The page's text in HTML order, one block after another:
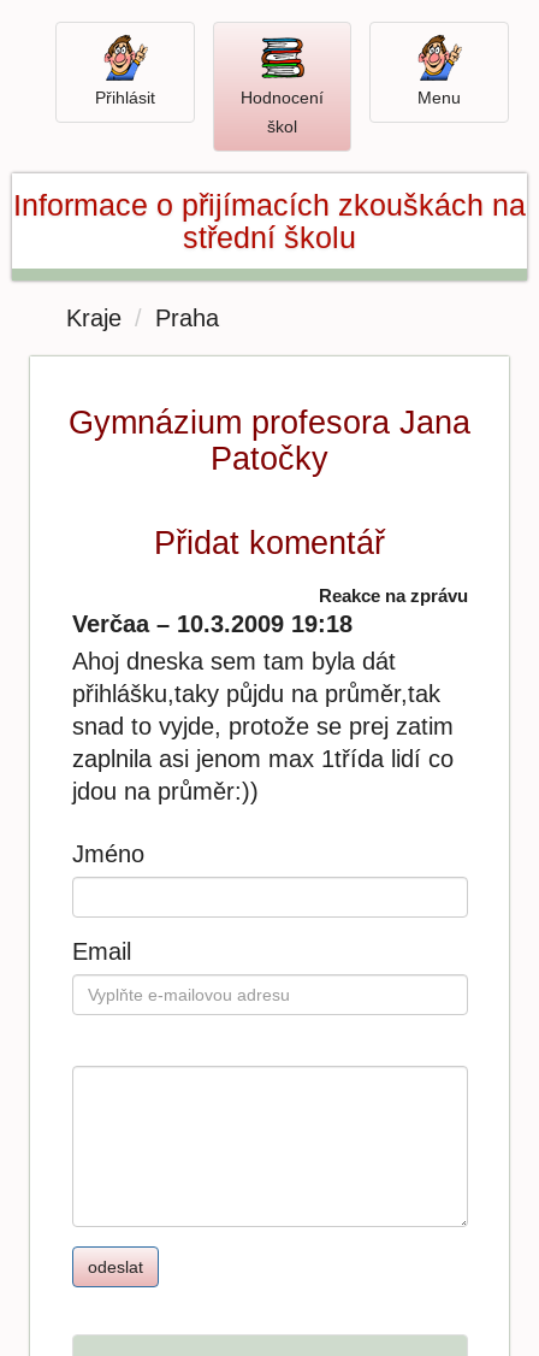
Menu
Hodnocení
školOtevři
hodnocení
PřihlásitPřihlásit
Informace o přijímacích zkouškách na
střední školu
Kraje Praha
Gymnázium profesora Jana
Patočky
Přidat komentář
Reakce na zprávu
Verčaa – 10.3.2009 19:18
Ahoj dneska sem tam byla dát
přihlášku,taky půjdu na průměr,tak
snad to vyjde, protože se prej zatim
zaplnila asi jenom max 1třída lidí co
jdou na průměr:))
Jméno
Email